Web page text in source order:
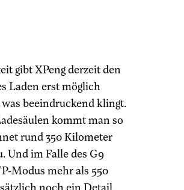
gibt XPeng derzeit den
Laden erst möglich
beeindruckend klingt.
kommt man so
rund 350 Kilometer
Und im Falle des G9
Modus mehr als 550
noch ein Detail,